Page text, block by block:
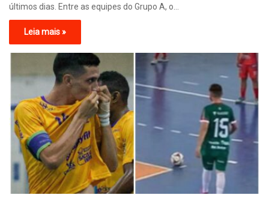
últimos dias. Entre as equipes do Grupo A, o…
Leia mais »